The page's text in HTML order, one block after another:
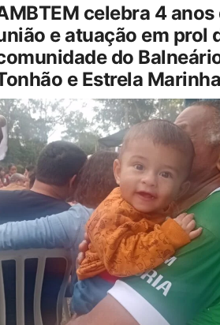
celebra 4 anos
e atuação em prol
do
e Estrela Marinha